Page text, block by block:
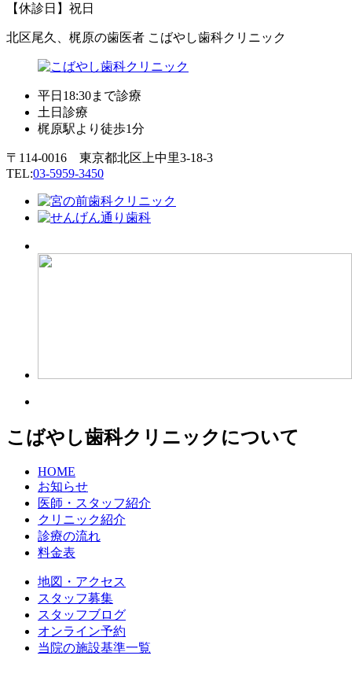
【休診日】祝日
北区尾久、梶原の歯医者 こばやし歯科クリニック
平日18:30まで診療
土日診療
梶原駅より徒歩1分
〒114-0016 東京都北区上中里3-18-3
TEL:03-5959-3450
こばやし歯科クリニックについて
HOME
お知らせ
医師・スタッフ紹介
クリニック紹介
診療の流れ
料金表
地図・アクセス
スタッフ募集
スタッフブログ
オンライン予約
当院の施設基準一覧